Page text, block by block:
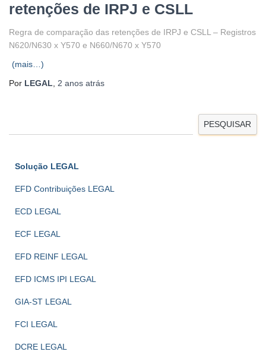
retenções de IRPJ e CSLL
Regra de comparação das retenções de IRPJ e CSLL – Registros
N620/N630 x Y570 e N660/N670 x Y570
(mais…)
Por LEGAL 2 anos atrás
PESQUISAR
Solução LEGAL
EFD Contribuições LEGAL
ECD LEGAL
ECF LEGAL
EFD REINF LEGAL
EFD ICMS IPI LEGAL
GIA-ST LEGAL
FCI LEGAL
DCRE LEGAL